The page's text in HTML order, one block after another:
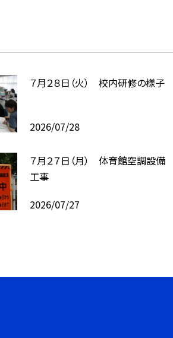
７月２８日（火） 校内研修の様子
2026/07/28
７月２７日（月） 体育館空調設備
工事
2026/07/27